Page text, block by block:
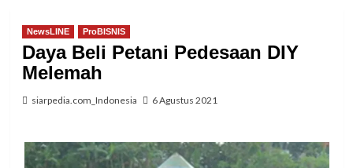
NewsLINE ProBISNIS
Daya Beli Petani Pedesaan DIY
Melemah
siarpedia.com_Indonesia 6 Agustus 2021